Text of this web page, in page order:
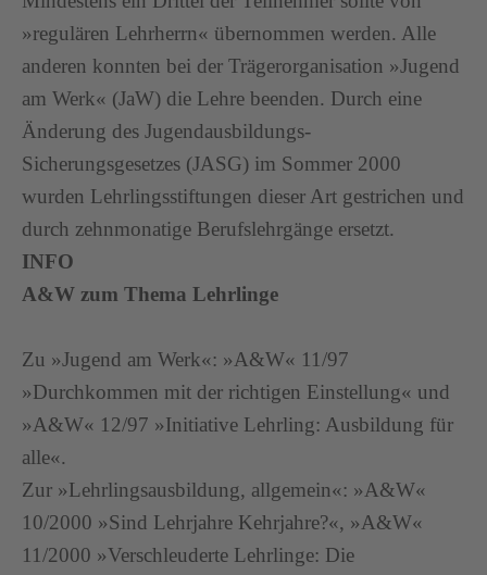
»regulären Lehrherrn« übernommen werden. Alle
anderen konnten bei der Trägerorganisation »Jugend
am Werk« (JaW) die Lehre beenden. Durch eine
Änderung des Jugendausbildungs-
Sicherungsgesetzes (JASG) im Sommer 2000
wurden Lehrlingsstiftungen dieser Art gestrichen und
durch zehnmonatige Berufslehrgänge ersetzt.
INFO
A&W zum Thema Lehrlinge
Zu »Jugend am Werk«: »A&W« 11/97
»Durchkommen mit der richtigen Einstellung« und
»A&W« 12/97 »Initiative Lehrling: Ausbildung für
alle«.
Zur »Lehrlingsausbildung, allgemein«: »A&W«
10/2000 »Sind Lehrjahre Kehrjahre?«, »A&W«
11/2000 »Verschleuderte Lehrlinge: Die